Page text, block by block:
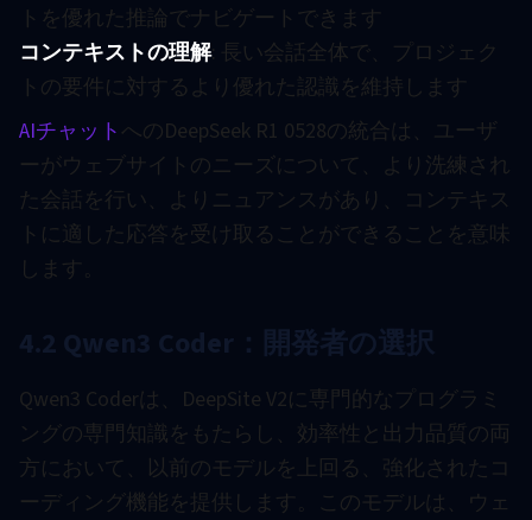
トを優れた推論でナビゲートできます
コンテキストの理解: 長い会話全体で、プロジェク
トの要件に対するより優れた認識を維持します
AIチャット へのDeepSeek R1 0528の統合は、ユーザ
ーがウェブサイトのニーズについて、より洗練され
た会話を行い、よりニュアンスがあり、コンテキス
トに適した応答を受け取ることができることを意味
します。
4.2 Qwen3 Coder：開発者の選択
Qwen3 Coderは、DeepSite V2に専門的なプログラミ
ングの専門知識をもたらし、効率性と出力品質の両
方において、以前のモデルを上回る、強化されたコ
ーディング機能を提供します。このモデルは、ウェ